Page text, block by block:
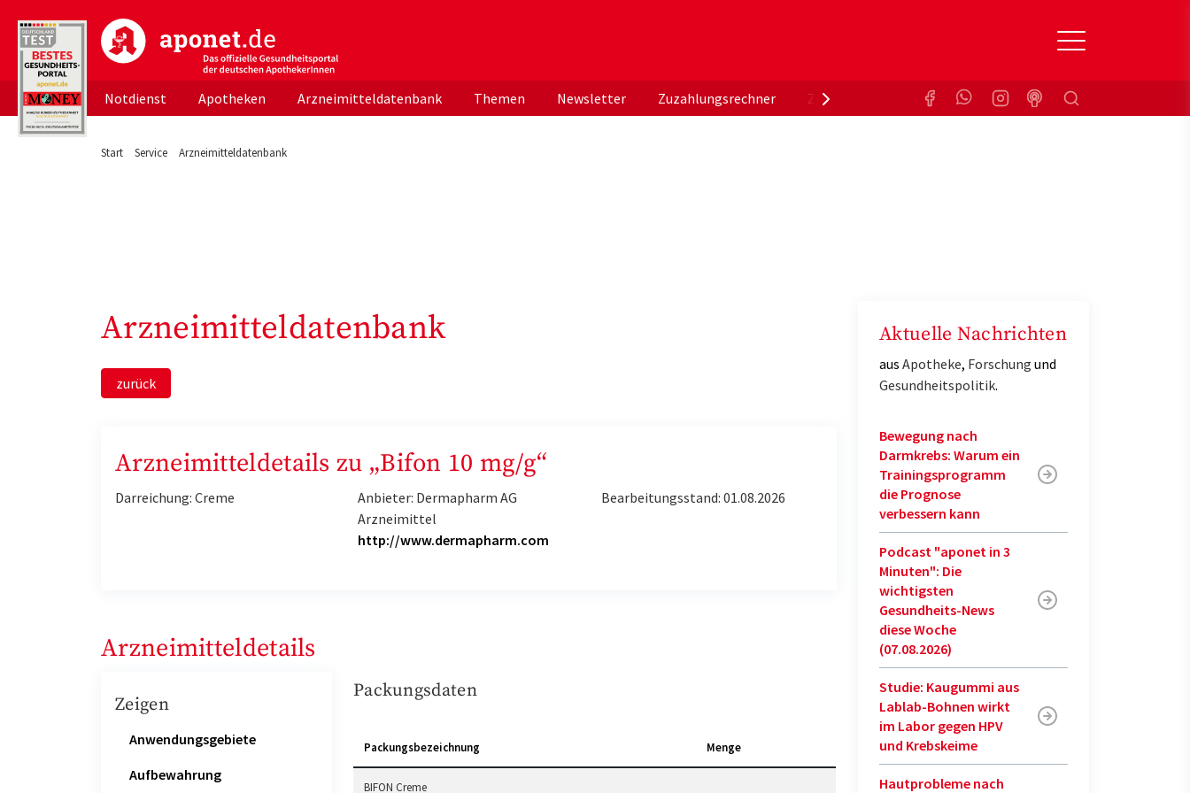
aponet.de - Das offizielle Gesundheitsportal der deutschen ApothekerInnen
Notdienst Apotheken Arzneimitteldatenbank Themen Newsletter Zuzahlungsrechner Zuzahlungsbefreiung KrankenkasseSuchen
Start Service Arzneimitteldatenbank
Arzneimitteldatenbank
zurück
Arzneimitteldetails zu „Bifon 10 mg/g“
Darreichung: Creme
Anbieter: Dermapharm AG
Arzneimittel
http://www.dermapharm.com
Bearbeitungsstand: 01.08.2026
Arzneimitteldetails
Zeigen
Anwendungsgebiete
Aufbewahrung
Packungsdaten
Packungsbezeichnung Menge
BIFON Creme
Aktuelle Nachrichten
aus Apotheke, Forschung und
Gesundheitspolitik.
Bewegung nach
Darmkrebs: Warum ein
Trainingsprogramm
die Prognose
verbessern kann
Podcast "aponet in 3
Minuten": Die
wichtigsten
Gesundheits-News
diese Woche
(07.08.2026)
Studie: Kaugummi aus
Lablab-Bohnen wirkt
im Labor gegen HPV
und Krebskeime
Hautprobleme nach